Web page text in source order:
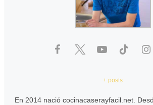
+ posts
En 2014 nació cocinacaserayfacil.net.